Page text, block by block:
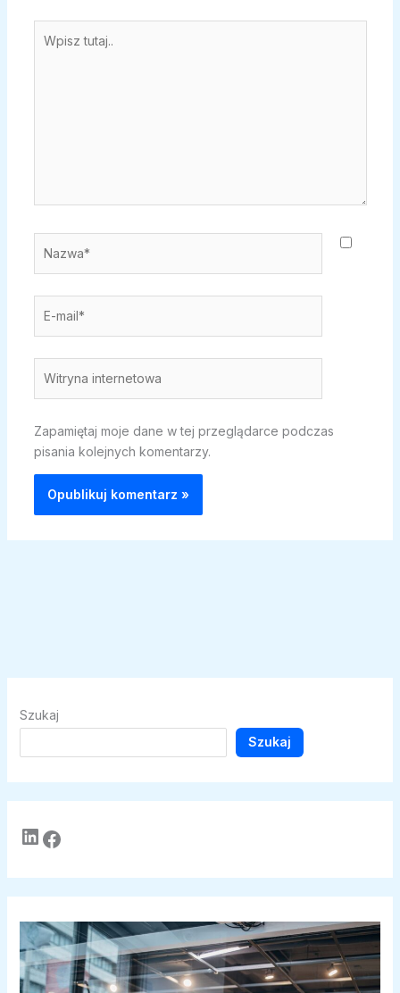
tutaj..
mail*
internetowa
Zapamiętaj moje dane w tej przeglądarce podczas
pisania kolejnych komentarzy.
Szukaj
Szukaj
LinkedIn Facebook